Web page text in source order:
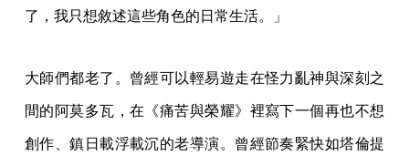
了，我只想敘述這些角色的日常生活。」
大師們都老了。曾經可以輕易遊走在怪力亂神與深刻之
間的阿莫多瓦，在《痛苦與榮耀》裡寫下一個再也不想
創作、鎮日載浮載沉的老導演。曾經節奏緊快如塔倫提